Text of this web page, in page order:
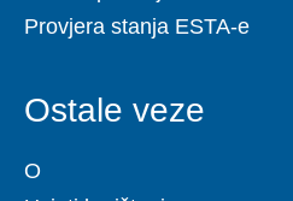
Provjera stanja ESTA-e
Ostale veze
O